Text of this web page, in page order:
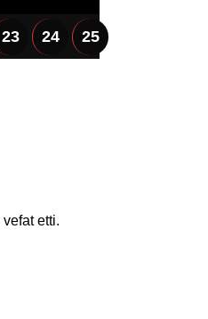
23 24 25
vefat etti.